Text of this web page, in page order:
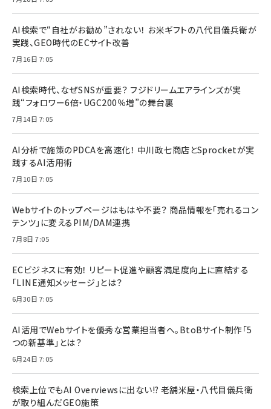
AI検索で“自社がお勧め”されない！ お米ギフトの八代目儀兵衛が
実践、GEO時代のECサイト改善
7月16日 7:05
AI検索時代、なぜSNSが重要？ フジドリームエアラインズが実
践“フォロワー6倍・UGC200％増”の舞台裏
7月14日 7:05
AI分析で施策のPDCAを高速化！ 中川政七商店とSprocketが実
践するAI活用術
7月10日 7:05
Webサイトのトップページはもはや不要？ 商品情報を「売れるコン
テンツ」に変えるPIM/DAM連携
7月8日 7:05
ECビジネスに有効！ リピート促進や顧客満足度向上に直結する
「LINE通知メッセージ」とは？
6月30日 7:05
AI活用でWebサイトを優秀な営業担当者へ。BtoBサイト制作「5
つの新基準」とは？
6月24日 7:05
検索上位でもAI Overviewsに出ない!? 老舗米屋・八代目儀兵衛
が取り組んだGEO施策